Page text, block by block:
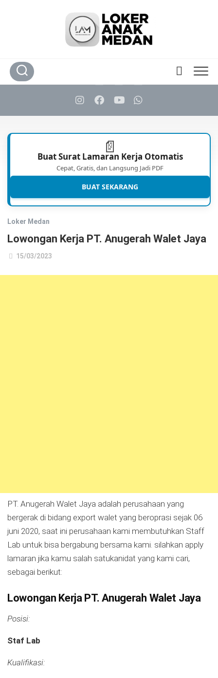
📄
Buat Surat Lamaran Kerja Otomatis
Cepat, Gratis, dan Langsung Jadi PDF
BUAT SEKARANG
Loker Medan
Lowongan Kerja PT. Anugerah Walet Jaya
15/03/2023
PT. Anugerah Walet Jaya adalah perusahaan yang
bergerak di bidang export walet yang beroprasi sejak 06
juni 2020, saat ini perusahaan kami membutuhkan Staff
Lab untuk bisa bergabung bersama kami. silahkan apply
lamaran jika kamu salah satukanidat yang kami cari,
sebagai berikut:
Lowongan Kerja PT. Anugerah Walet Jaya
Posisi:
Staf Lab
Kualifikasi: